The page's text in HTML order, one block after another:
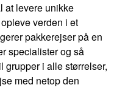
at levere unikke
verden i et
pakkerejser på en
specialister og så
i alle størrelser,
med netop den